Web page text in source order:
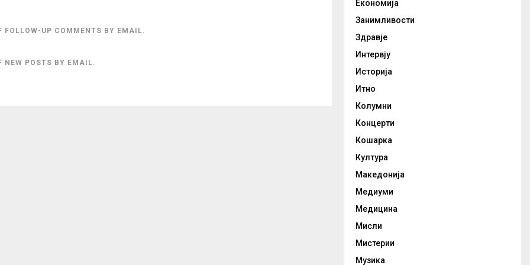
FOLLOW-UP COMMENTS BY EMAIL.
NEW POSTS BY EMAIL.
Економија
Занимливости
Здравје
Интервју
Историја
Итно
Колумни
Концерти
Кошарка
Култура
Македонија
Медиуми
Медицина
Мисли
Мистерии
Музика